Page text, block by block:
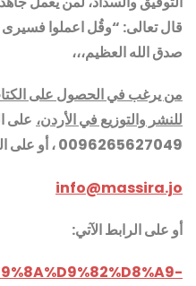
قال تعالى: “وقُل اعملوا
صدق الله العظيم،،،
من يرغب في الحصول على
للنشر والتوزيع في الأردن، على
0096265627049 ، أو على البريد الإلكتروني الآتي:
info@massira.jo
أو علىالرابط الآتي: